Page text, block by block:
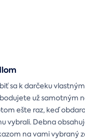
sa k darčeku
už samotným
ešte raz, keď
vybrali. Debna
na vami vybraný